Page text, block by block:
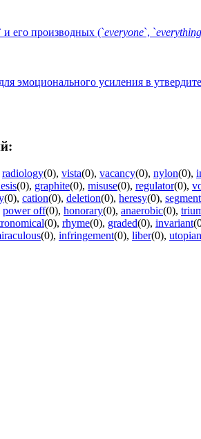
и его производных (`everyone`, `everything
эмоционального усиления в
radiology(0), vista(0), vacancy(0), nylon(0),
(0), graphite(0), misuse(0), regulator(0),
(0), cation(0), deletion(0), heresy(0),
power off(0), honorary(0), anaerobic(0),
(0), rhyme(0), graded(0), invariant
(0), infringement(0), liber(0), utopian